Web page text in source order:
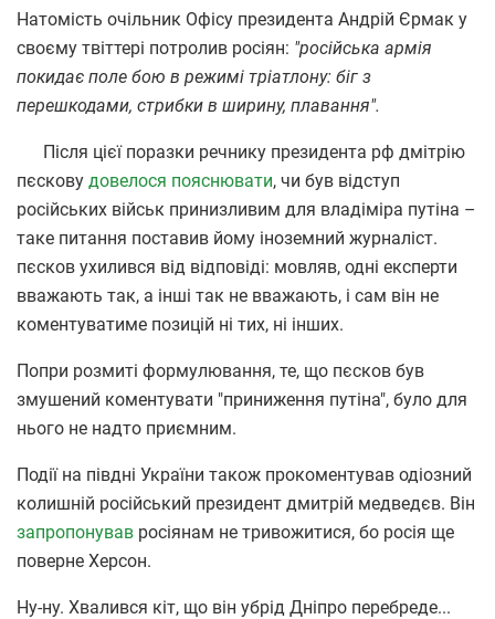
Натомість очільник Офісу президента Андрій Єрмак у
своєму твіттері потролив росіян: "російська армія
покидає поле бою в режимі тріатлону: біг з
перешкодами, стрибки в ширину, плавання".
Після цієї поразки речнику президента рф дмітрію
пєскову довелося пояснювати, чи був відступ
російських військ принизливим для владіміра путіна –
таке питання поставив йому іноземний журналіст.
пєсков ухилився від відповіді: мовляв, одні експерти
вважають так, а інші так не вважають, і сам він не
коментуватиме позицій ні тих, ні інших.
Попри розмиті формулювання, те, що пєсков був
змушений коментувати "приниження путіна", було для
нього не надто приємним.
Події на півдні України також прокоментував одіозний
колишній російський президент дмитрій медведєв. Він
запропонував росіянам не тривожитися, бо росія ще
поверне Херсон.
Ну-ну. Хвалився кіт, що він убрід Дніпро перебреде...